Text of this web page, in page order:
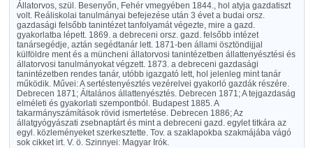
Állatorvos, szül. Besenyőn, Fehér vmegyében 1844., hol atyja gazdatiszt
volt. Reáliskolai tanulmányai befejezése után 3 évet a budai orsz.
gazdasági felsőbb tanintézet tanfolyamát végezte, mire a gazd.
gyakorlatba lépett. 1869. a debreceni orsz. gazd. felsőbb intézet
tanársegédje, aztán segédtanár lett. 1871-ben állami ösztöndijjal
külföldre ment és a müncheni állatorvosi tanintézetben állattenyésztési és
állatorvosi tanulmányokat végzett. 1873. a debreceni gazdasági
tanintézetben rendes tanár, utóbb igazgató lett, hol jelenleg mint tanár
működik. Művei: A sertéstenyésztés vezérelvei gyakorló gazdák részére.
Debrecen 1871; Általános állattenyésztés. Debrecen 1871; A tejgazdaság
elméleti és gyakorlati szempontból. Budapest 1885. A
takarmányszámítások rövid ismertetése. Debrecen 1886; Az
állatgyógyászati zsebnaptárt és mint a debreceni gazd. egylet titkára az
egyl. közleményeket szerkesztette. Tov. a szaklapokba szakmájába vágó
sok cikket irt. V. ö. Szinnyei: Magyar Irók.